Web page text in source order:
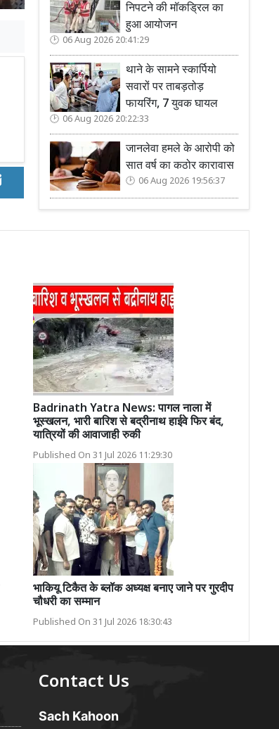
निपटने की मॉकड्रिल का
हुआ आयोजन
06 Aug 2026 20:41:29
थाने के सामने स्कार्पियो
सवारों पर ताबड़तोड़
फायरिंग, 7 युवक घायल
06 Aug 2026 20:22:33
जानलेवा हमले के आरोपी को
सात वर्ष का कठोर कारावास
06 Aug 2026 19:56:37
Badrinath Yatra News: पागल नाला में
भूस्खलन, भारी बारिश से बद्रीनाथ हाईवे फिर बंद,
यात्रियों की आवाजाही रुकी
Published On 31 Jul 2026 11:29:30
भाकियू टिकैत के ब्लॉक अध्यक्ष बनाए जाने पर गुरदीप
चौधरी का सम्मान
Published On 31 Jul 2026 18:30:43
Contact Us
Sach Kahoon